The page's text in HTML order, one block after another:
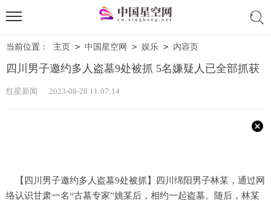
当前位置： 主页 > 中国星空网 > 娱乐 > 内容页
四川男子邀约多人盗墓9处被抓 5名嫌疑人已全部抓获
红星新闻 2023-08-28 11:07:14
【四川男子邀约多人盗墓9处被抓】四川绵阳男子林某，通过网
络认识甘肃一名“古墓专家”姚某后，相约一起盗墓。随后，林某